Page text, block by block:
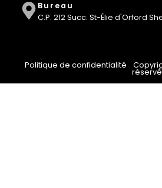
Bureau
C.P. 212 Succ. St-Élie d'Orford
Politique de confidentialité